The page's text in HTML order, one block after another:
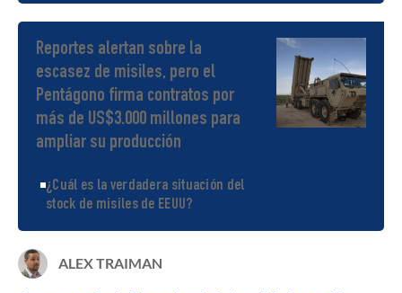
Reportes alertan sobre la
escasez de misiles, pero el
Pentágono firma contratos por
más de US$3.000 millones para
ampliar su producción
¿Cuál es la verdadera situación del
stock de misiles de EEUU?
ALEX TRAIMAN